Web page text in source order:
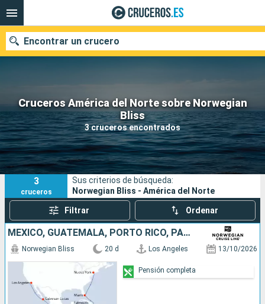
Cruceros América del Norte sobre Norwegian
Bliss
3 cruceros encontrados
Encontrar un crucero
Nuestros destinos
Fecha de salida
Puertos Compañías
Buscar
3
cruceros
Sus criterios de búsqueda:
Norwegian Bliss - América del Norte
Filtrar Ordenar
MÉXICO, GUATEMALA, PORTO RICO, PANAMÁ, COLOMBIA, JAMAICA, ESTADOS UNIDOS
Norwegian Bliss 20 d Los Angeles 13/10/2026
Pensión completa